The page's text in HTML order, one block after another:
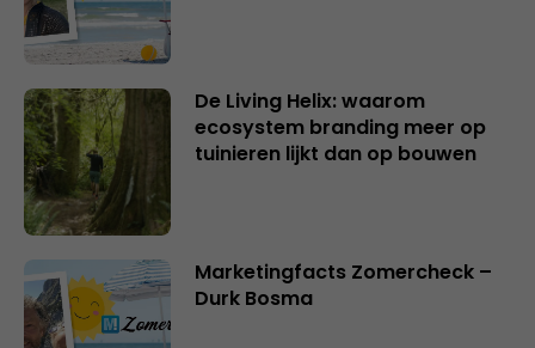
De Living Helix: waarom
ecosystem branding meer op
tuinieren lijkt dan op bouwen
Marketingfacts Zomercheck –
Durk Bosma